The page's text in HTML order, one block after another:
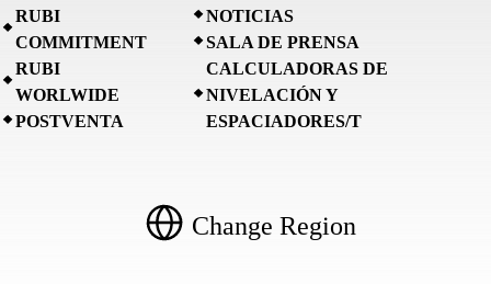
RUBI
COMMITMENT
RUBI
WORLWIDE
POSTVENTA
NOTICIAS
SALA DE PRENSA
CALCULADORAS DE
NIVELACIÓN Y
ESPACIADORES/T
Change Region